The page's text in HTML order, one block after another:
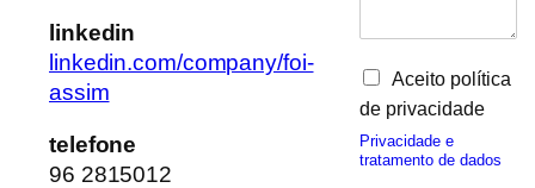
linkedin
linkedin.com/company/foi-
assim
telefone
96 2815012
Aceito política
de privacidade
Privacidade e
tratamento de dados